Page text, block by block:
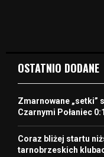
OSTATNIO DODANE
Zmarnowane „setki”
Czarnymi Połaniec
Coraz bliżej startu
tarnobrzeskich